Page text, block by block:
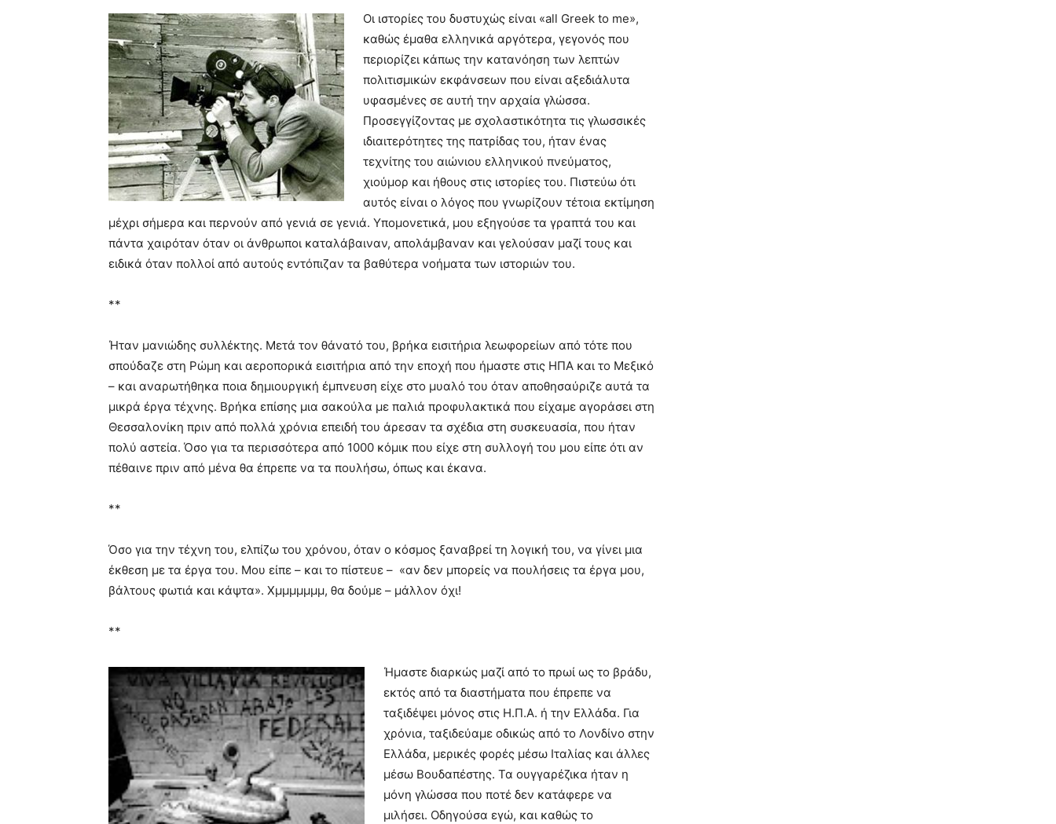
Οι ιστορίες του δυστυχώς είναι «all Greek to me»,
καθώς έμαθα ελληνικά αργότερα, γεγονός που
περιορίζει κάπως την κατανόηση των λεπτών
πολιτισμικών εκφάνσεων που είναι αξεδιάλυτα
υφασμένες σε αυτή την αρχαία γλώσσα.
Προσεγγίζοντας με σχολαστικότητα τις γλωσσικές
ιδιαιτερότητες της πατρίδας του, ήταν ένας
τεχνίτης του αιώνιου ελληνικού πνεύματος,
χιούμορ και ήθους στις ιστορίες του. Πιστεύω ότι
αυτός είναι ο λόγος που γνωρίζουν τέτοια εκτίμηση
μέχρι σήμερα και περνούν από γενιά σε γενιά. Υπομονετικά, μου εξηγούσε τα γραπτά του και
πάντα χαιρόταν όταν οι άνθρωποι καταλάβαιναν, απολάμβαναν και γελούσαν μαζί τους και
ειδικά όταν πολλοί από αυτούς εντόπιζαν τα βαθύτερα νοήματα των ιστοριών του.
**
Ήταν μανιώδης συλλέκτης. Μετά τον θάνατό του, βρήκα εισιτήρια λεωφορείων από τότε που
σπούδαζε στη Ρώμη και αεροπορικά εισιτήρια από την εποχή που ήμαστε στις ΗΠΑ και το Μεξικό
– και αναρωτήθηκα ποια δημιουργική έμπνευση είχε στο μυαλό του όταν αποθησαύριζε αυτά τα
μικρά έργα τέχνης. Βρήκα επίσης μια σακούλα με παλιά προφυλακτικά που είχαμε αγοράσει στη
Θεσσαλονίκη πριν από πολλά χρόνια επειδή του άρεσαν τα σχέδια στη συσκευασία, που ήταν
πολύ αστεία. Όσο για τα περισσότερα από 1000 κόμικ που είχε στη συλλογή του μου είπε ότι αν
πέθαινε πριν από μένα θα έπρεπε να τα πουλήσω, όπως και έκανα.
**
Όσο για την τέχνη του, ελπίζω του χρόνου, όταν ο κόσμος ξαναβρεί τη λογική του, να γίνει μια
έκθεση με τα έργα του. Μου είπε – και το πίστευε – «αν δεν μπορείς να πουλήσεις τα έργα μου,
βάλτους φωτιά και κάψτα». Χμμμμμμμ, θα δούμε – μάλλον όχι!
**
Ήμαστε διαρκώς μαζί από το πρωί ως το βράδυ,
εκτός από τα διαστήματα που έπρεπε να
ταξιδέψει μόνος στις Η.Π.Α. ή την Ελλάδα. Για
χρόνια, ταξιδεύαμε οδικώς από το Λονδίνο στην
Ελλάδα, μερικές φορές μέσω Ιταλίας και άλλες
μέσω Βουδαπέστης. Τα ουγγαρέζικα ήταν η
μόνη γλώσσα που ποτέ δεν κατάφερε να
μιλήσει. Οδηγούσα εγώ, και καθώς το